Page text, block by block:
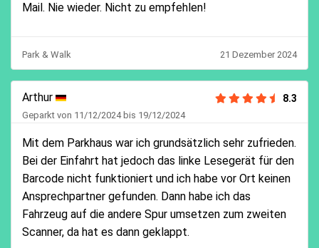
Mail. Nie wieder. Nicht zu empfehlen!
Park & Walk 21 Dezember 2024
Arthur 8.3
Geparkt von 11/12/2024 bis 19/12/2024
Mit dem Parkhaus war ich grundsätzlich sehr zufrieden.
Bei der Einfahrt hat jedoch das linke Lesegerät für den
Barcode nicht funktioniert und ich habe vor Ort keinen
Ansprechpartner gefunden. Dann habe ich das
Fahrzeug auf die andere Spur umsetzen zum zweiten
Scanner, da hat es dann geklappt.